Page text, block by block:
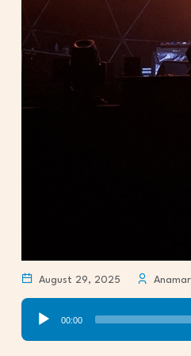
August 29, 2025
Audio
Player
00:00